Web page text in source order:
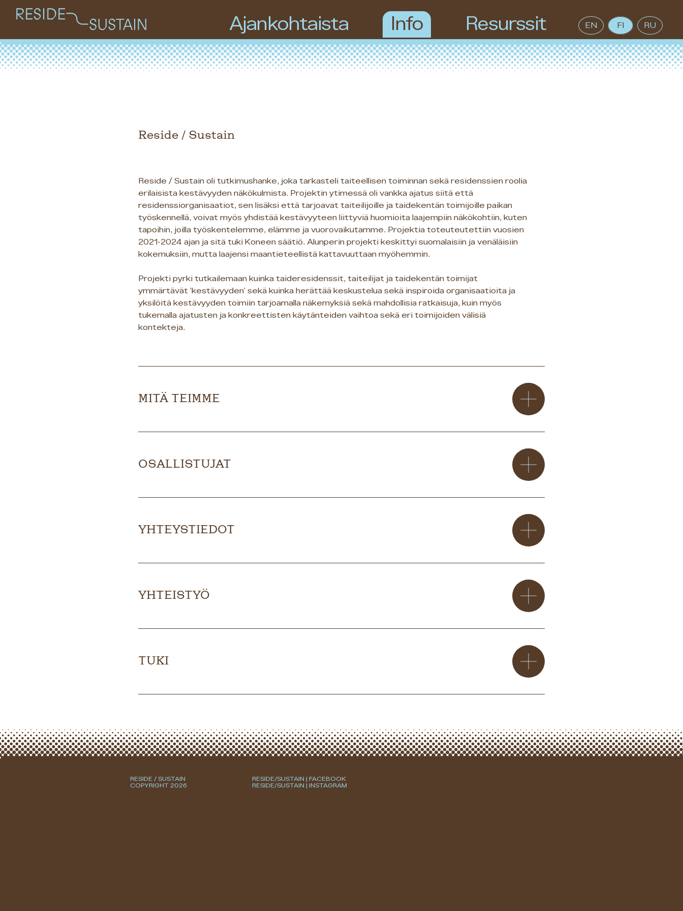
Ajankohtaista Info Resurssit EN FI RU
Reside / Sustain
Reside / Sustain oli tutkimushanke, joka tarkasteli taiteellisen toiminnan sekä residenssien roolia
erilaisista kestävyyden näkökulmista. Projektin ytimessä oli vankka ajatus siitä että
residenssiorganisaatiot, sen lisäksi että tarjoavat taiteilijoille ja taidekentän toimijoille paikan
työskennellä, voivat myös yhdistää kestävyyteen liittyviä huomioita laajempiin näkökohtiin, kuten
tapoihin, joilla työskentelemme, elämme ja vuorovaikutamme. Projektia toteuteutettiin vuosien
2021-2024 ajan ja sitä tuki Koneen säätiö. Alunperin projekti keskittyi suomalaisiin ja venäläisiin
kokemuksiin, mutta laajensi maantieteellistä kattavuuttaan myöhemmin.
Projekti pyrki tutkailemaan kuinka taideresidenssit, taiteilijat ja taidekentän toimijat
ymmärtävät 'kestävyyden' sekä kuinka herättää keskustelua sekä inspiroida organisaatioita ja
yksilöitä kestävyyden toimiin tarjoamalla näkemyksiä sekä mahdollisia ratkaisuja, kuin myös
tukemalla ajatusten ja konkreettisten käytänteiden vaihtoa sekä eri toimijoiden välisiä
kontekteja.
MITÄ TEIMME
OSALLISTUJAT
YHTEYSTIEDOT
YHTEISTYÖ
TUKI
RESIDE / SUSTAIN
COPYRIGHT 2026
RESIDE/SUSTAIN | FACEBOOK
RESIDE/SUSTAIN | INSTAGRAM